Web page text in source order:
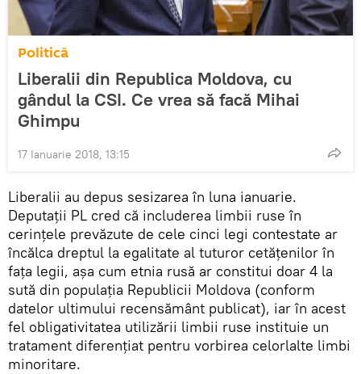
Politică
Liberalii din Republica Moldova, cu
gândul la CSI. Ce vrea să facă Mihai
Ghimpu
17 Ianuarie 2018, 13:15
Liberalii au depus sesizarea în luna ianuarie.
Deputații PL cred că includerea limbii ruse în
cerințele prevăzute de cele cinci legi contestate ar
încălca dreptul la egalitate al tuturor cetățenilor în
fața legii, așa cum etnia rusă ar constitui doar 4 la
sută din populația Republicii Moldova (conform
datelor ultimului recensământ publicat), iar în acest
fel obligativitatea utilizării limbii ruse instituie un
tratament diferențiat pentru vorbirea celorlalte limbi
minoritare.